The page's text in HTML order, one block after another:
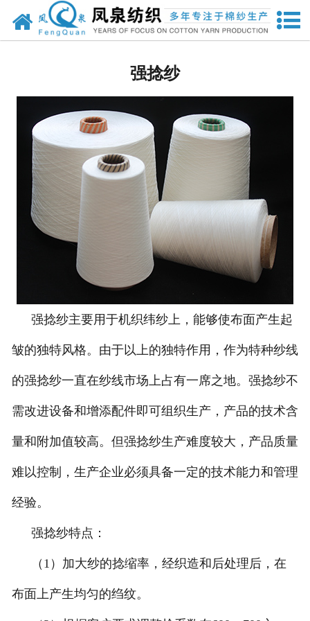
网站首页
竹纤维纱
其他纱线
其他针织面料
强捻纱
天丝
强捻纱
强捻纱主要用于机织纬纱上，能够使布面产生起
皱的独特风格。由于以上的独特作用，作为特种纱线
的强捻纱一直在纱线市场上占有一席之地。强捻纱不
需改进设备和增添配件即可组织生产，产品的技术含
量和附加值较高。但强捻纱生产难度较大，产品质量
难以控制，生产企业必须具备一定的技术能力和管理
经验。
强捻纱特点：
（1）加大纱的捻缩率，经织造和后处理后，在
布面上产生均匀的绉纹。